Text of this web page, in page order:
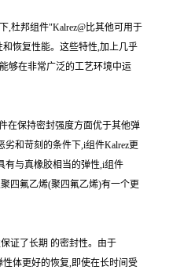
,杜邦组件"Kalrez@比其他可用于
恢复性能。这些特性,加上几乎
够在非常广泛的工艺环境中运
在保持密封强度方面优于其他弹
和苛刻的条件下,i组件Kalrez更
有与真橡胶相当的弹性,i组件
四氟乙烯(聚四氟乙烯)有一个更
证了长期 的密封性。由于
性体更好的恢复,即使在长时间受